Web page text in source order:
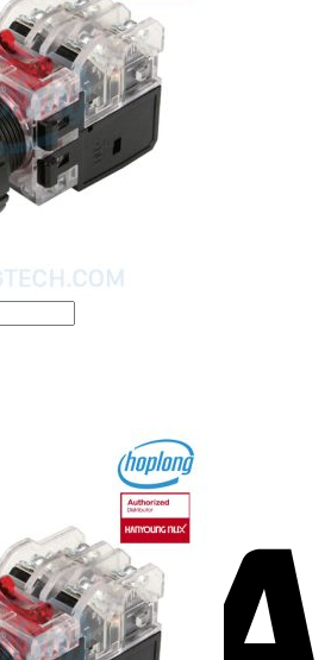
STEP
quay
panel tròn
tháp
khác
/ NÚT NHẤN
mạch có khóa
dừng khẩn
Ổ cắm / Công tắc
trong giỏ hàng.